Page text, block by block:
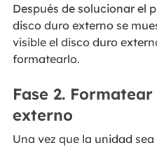
Después de solucionar el
disco duro externo se
visible el disco duro
formatearlo.
Fase 2.
externo
Una vez que la unidad